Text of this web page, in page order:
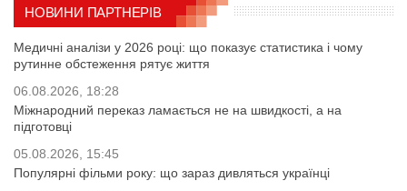
НОВИНИ ПАРТНЕРІВ
Медичні аналізи у 2026 році: що показує статистика і чому
рутинне обстеження рятує життя
06.08.2026, 18:28
Міжнародний переказ ламається не на швидкості, а на
підготовці
05.08.2026, 15:45
Популярні фільми року: що зараз дивляться українці